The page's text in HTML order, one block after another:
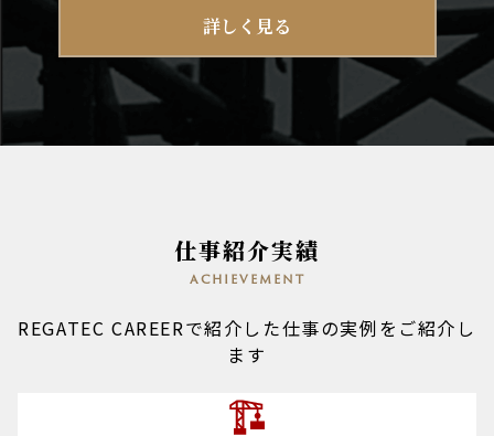
詳しく見る
仕事紹介実績
achievement
REGATEC CAREERで紹介した仕事の実例をご紹介し
ます